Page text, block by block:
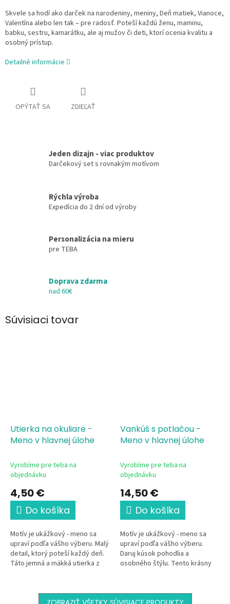
Skvele sa hodí ako darček na narodeniny, meniny, Deň matiek, Vianoce,
Valentína alebo len tak – pre radosť. Poteší každú ženu, maminu,
babku, sestru, kamarátku, ale aj mužov či deti, ktorí ocenia kvalitu a
osobný prístup.
Detailné informácie
OPÝTAŤ SA ZDIEĽAŤ
Jeden dizajn - viac produktov
Darčekový set s rovnakým motívom
Rýchla výroba
Expedícia do 2 dní od výroby
Personalizácia na mieru
pre TEBA
Doprava zdarma
nad 60€
Súvisiaci tovar
Utierka na okuliare -
Meno v hlavnej úlohe
Vyrobíme pre teba na
objednávku
4,50 €
Do košíka
Motív je ukážkový - meno sa
upraví podľa vášho výberu. Malý
detail, ktorý poteší každý deň.
Táto jemná a mäkká utierka z
vlastným...
Vankúš s potlačou -
Meno v hlavnej úlohe
Vyrobíme pre teba na
objednávku
14,50 €
Do košíka
Motív je ukážkový - meno sa
upraví podľa vášho výberu.
Daruj kúsok pohodlia a
osobného štýlu. Tento krásny